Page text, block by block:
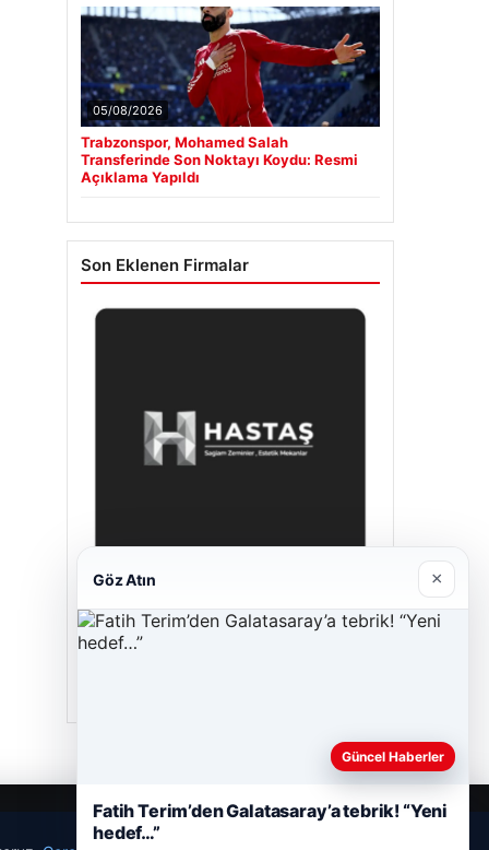
05/08/2026
Trabzonspor, Mohamed Salah
Transferinde Son Noktayı Koydu: Resmi
Açıklama Yapıldı
Son Eklenen Firmalar
Hastaş Beton
26/05/2026
Göz Atın ×
Güncel Haberler
Fatih Terim’den Galatasaray’a tebrik! “Yeni
hedef…”